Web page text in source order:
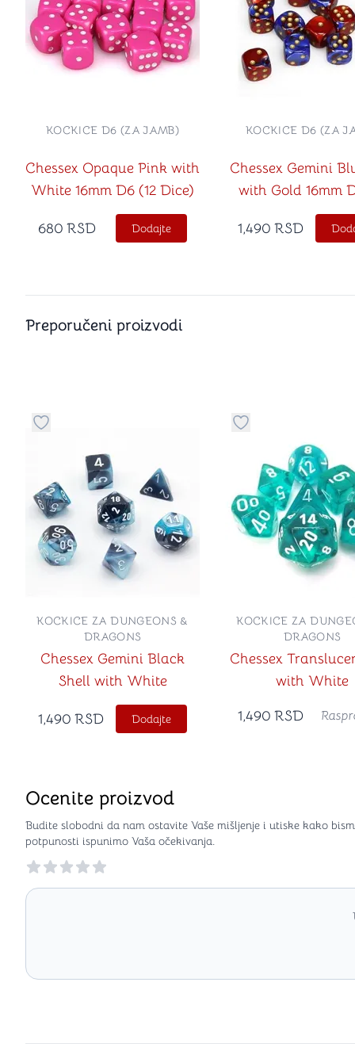
Chessex Opaque Pink with
White 16mm D6 (12 Dice)
KOCKICE D6 (ZA JAMB)
680 RSD Dodajte
Chessex Gemini
with Gold 16mm
Dice)
KOCKICE D6 (ZA
1,490 RSD
Preporučeni proizvodi
Dugme za dodavanje stvari u kategoriju omiljeno
Chessex Gemini Black
Shell with White
KOCKICE ZA DUNGEONS &
DRAGONS
1,490 RSD Dodajte
Dugme za
Chessex
with White
KOCKICE ZA
DRAGONS
1,490 RSD
Ocenite proizvod
Budite slobodni da nam ostavite Vaše mišljenje i utiske kako
potpunosti ispunimo Vaša očekivanja.
Reviews